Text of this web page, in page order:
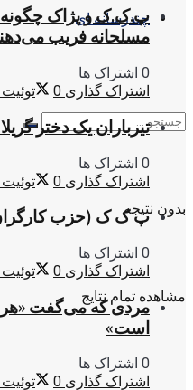
چندرسانه ای
بدون نتیجه
مشاهده تمام نتایج
پ.ک.ک و پژاک چگونه
مسلحانه فریب
0 اشتراک ها
اشتراک گذاری 0 توئیت
تیرباران یک دختر
0 اشتراک ها
اشتراک گذاری 0 توئیت
پ ک ک (حزب
0 اشتراک ها
اشتراک گذاری 0 توئیت
مردی که می‌گفت
است»
0 اشتراک ها
اشتراک گذاری 0 توئیت